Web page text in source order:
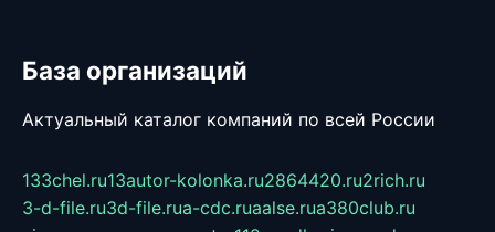
База организаций
Актуальный каталог компаний по всей России
133chel.ru13autor-kolonka.ru2864420.ru2rich.ru
3-d-file.ru3d-file.rua-cdc.ruaalse.rua380club.ru